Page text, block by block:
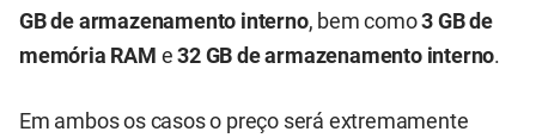
GB de armazenamento interno, bem como3 GB de
memória RAM e32 GB de armazenamento interno.
Em ambos os casos o preço será extremamente